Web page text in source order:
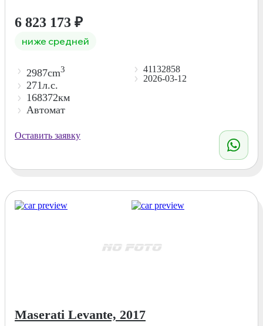
6 823 173 ₽
ниже средней
2987cm3
271л.с.
168372км
Автомат
41132858
2026-03-12
Оставить заявку
Maserati Levante, 2017